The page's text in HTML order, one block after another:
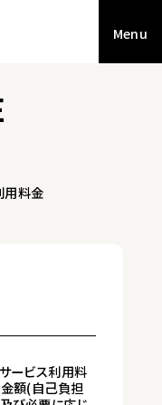
Menu
用料金
ービス利用料
額(自己負担